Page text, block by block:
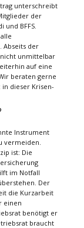
unterschreibt
der
und BFFS.
Abseits der
unmittelbar
auf eine
beraten gerne
in dieser Krisen-
Instrument
vermeiden.
ist: Die
im Notfall
Der
die Kurzarbeit
einen
benötigt er
braucht